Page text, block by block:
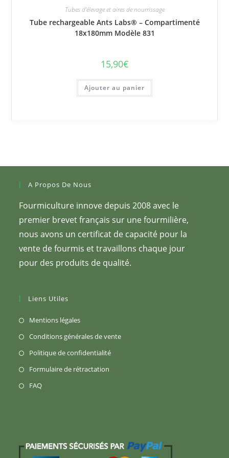
Tubes d'élevage et aires de nourrissage
Tube rechargeable Ants Labs® – Compartimenté
18x180mm Modèle 831
15,90€
Ajouter au panier
A Propos De Nous
Fourmiculture innove depuis 2008 avec le
premier brevet français sur une fourmilière,
nous avons un certificat de capacité pour la
vente de fourmis et travaillons chaque jour
pour des produits de qualité.
Liens Utiles
Mentions légalesS’ouvre
nouvel
onglet
Conditions générales de venteS’ouvre
Politique de confidentialitéS’ouvre
Formulaire de rétractation
FAQS’ouvre